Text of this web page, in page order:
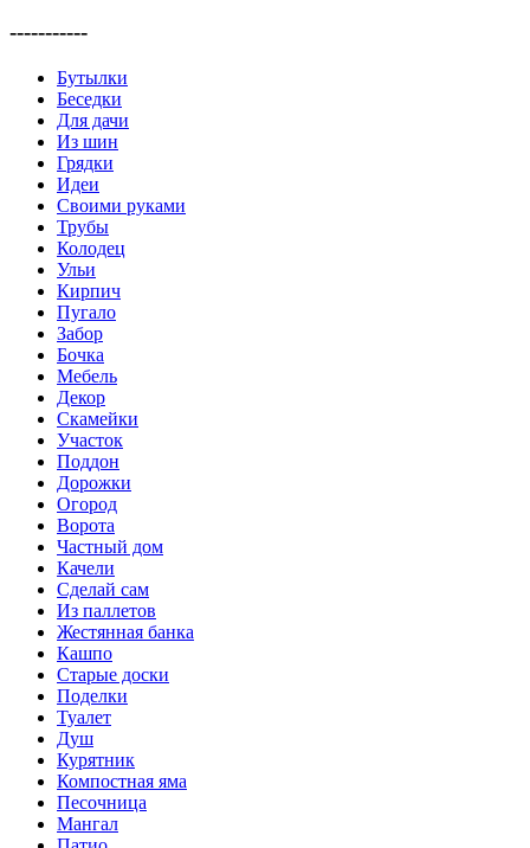
-----------
Бутылки
Беседки
Для дачи
Из шин
Грядки
Идеи
Своими руками
Трубы
Колодец
Ульи
Кирпич
Пугало
Забор
Бочка
Мебель
Декор
Скамейки
Участок
Поддон
Дорожки
Огород
Ворота
Частный дом
Качели
Сделай сам
Из паллетов
Жестянная банка
Кашпо
Старые доски
Поделки
Туалет
Душ
Курятник
Компостная яма
Песочница
Мангал